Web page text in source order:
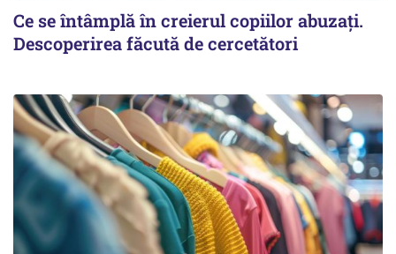
Ce se întâmplă în creierul copiilor abuzați.
Descoperirea făcută de cercetători